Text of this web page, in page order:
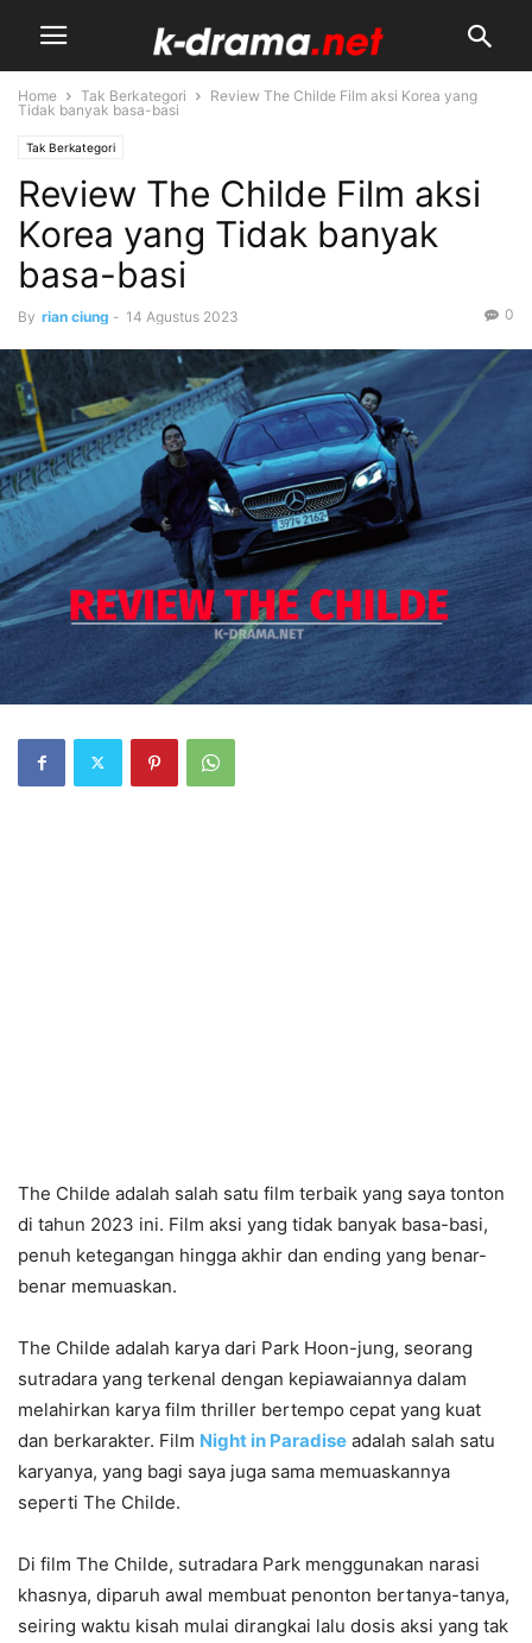
Home Tak Berkategori
Review The Childe Film aksi Korea yang
Tidak banyak basa-basi
Tak Berkategori
Review The Childe Film aksi
Korea yang Tidak banyak
basa-basi
By rian ciung - 14 Agustus 2023 0
The Childe adalah salah satu film terbaik yang saya tonton
di tahun 2023 ini. Film aksi yang tidak banyak basa-basi,
penuh ketegangan hingga akhir dan ending yang benar-
benar memuaskan.
The Childe adalah karya dari Park Hoon-jung, seorang
sutradara yang terkenal dengan kepiawaiannya dalam
melahirkan karya film thriller bertempo cepat yang kuat
dan berkarakter. Film Night in Paradise adalah salah satu
karyanya, yang bagi saya juga sama memuaskannya
seperti The Childe.
Di film The Childe, sutradara Park menggunakan narasi
khasnya, diparuh awal membuat penonton bertanya-tanya,
seiring waktu kisah mulai dirangkai lalu dosis aksi yang tak